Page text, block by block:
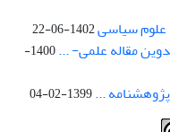
علوم سیاسی1402-06-22
مقاله علمی- ...
1400-
...
1399-02-04